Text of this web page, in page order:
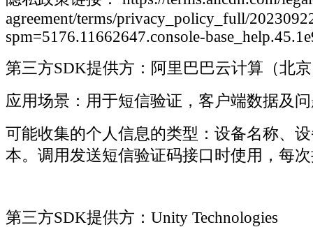
agreement/terms/privacy_policy_full/
spm=5176.11662647.console-
第三方SDK提供方：阿里巴巴云计算（北
应用场景：用于短信验证，客户端数据及
可能收集的个人信息的类型：设备名称、
本。调用发送短信验证码接口时使用，每
第三方SDK提供方：Unity Technologies